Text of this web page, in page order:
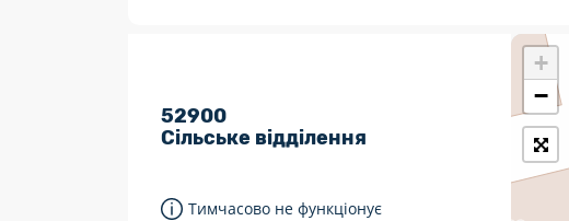
7 днів на тиждень
Працюють у вихідні
52900
Сільське відділення
Тимчасово не функціонує
+
−